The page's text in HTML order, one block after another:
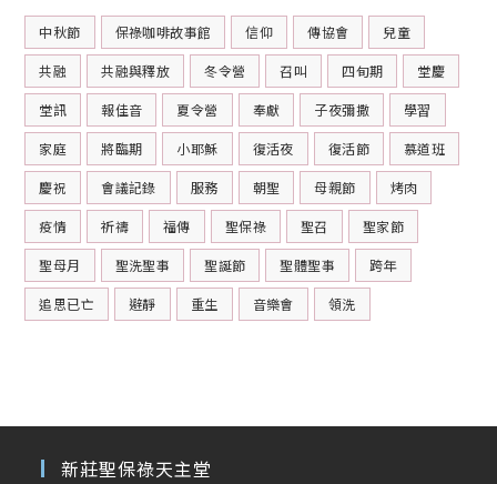
中秋節 保祿咖啡故事館 信仰 傳協會 兒童
共融 共融與釋放 冬令營 召叫 四旬期 堂慶
堂訊 報佳音 夏令營 奉獻 子夜彌撒 學習
家庭 將臨期 小耶穌 復活夜 復活節 慕道班
慶祝 會議記錄 服務 朝聖 母親節 烤肉
疫情 祈禱 福傳 聖保祿 聖召 聖家節
聖母月 聖洗聖事 聖誕節 聖體聖事 跨年
追思已亡 避靜 重生 音樂會 領洗
新莊聖保祿天主堂